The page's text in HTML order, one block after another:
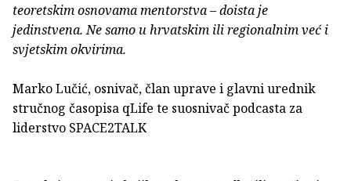
teoretskim osnovama mentorstva – doista je
jedinstvena. Ne samo u hrvatskim ili regionalnim već i
svjetskim okvirima.
Marko Lučić, osnivač, član uprave i glavni urednik
stručnog časopisa qLife te suosnivač podcasta za
liderstvo SPACE2TALK